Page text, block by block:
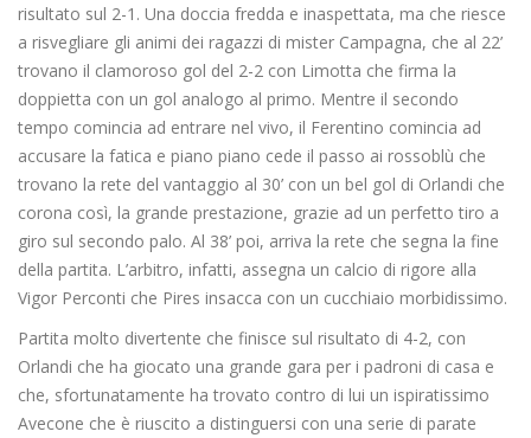
risultato sul 2-1. Una doccia fredda e inaspettata, ma che riesce
a risvegliare gli animi dei ragazzi di mister Campagna, che al 22’
trovano il clamoroso gol del 2-2 con Limotta che firma la
doppietta con un gol analogo al primo. Mentre il secondo
tempo comincia ad entrare nel vivo, il Ferentino comincia ad
accusare la fatica e piano piano cede il passo ai rossoblù che
trovano la rete del vantaggio al 30’ con un bel gol di Orlandi che
corona così, la grande prestazione, grazie ad un perfetto tiro a
giro sul secondo palo. Al 38’ poi, arriva la rete che segna la fine
della partita. L’arbitro, infatti, assegna un calcio di rigore alla
Vigor Perconti che Pires insacca con un cucchiaio morbidissimo.
Partita molto divertente che finisce sul risultato di 4-2, con
Orlandi che ha giocato una grande gara per i padroni di casa e
che, sfortunatamente ha trovato contro di lui un ispiratissimo
Avecone che è riuscito a distinguersi con una serie di parate